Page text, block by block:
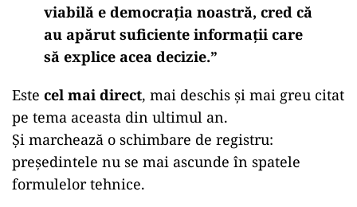
viabilă e democraţia noastră, cred că
au apărut suficiente informaţii care
să explice acea decizie.”
Este cel mai direct, mai deschis și mai greu citat
pe tema aceasta din ultimul an.
Și marchează o schimbare de registru:
președintele nu se mai ascunde în spatele
formulelor tehnice.